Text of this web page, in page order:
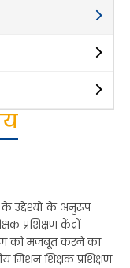
के उद्देश्यों के अनुरूप
प्रशिक्षण केंद्रों
को मजबूत करने का
मिशन शिक्षक प्रशिक्षण